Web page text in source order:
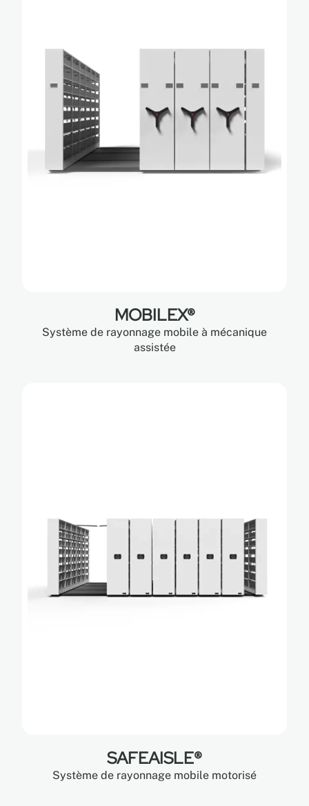
MOBILEX®
Système de rayonnage mobile à mécanique
assistée
SAFEAISLE®
Système de rayonnage mobile motorisé